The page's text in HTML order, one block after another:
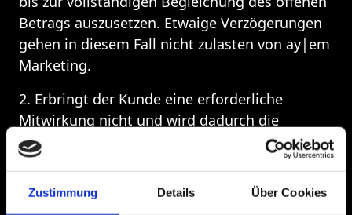
Zustimmung Details Über Cookies
Betrags auszusetzen. Etwaige Verzögerungen
gehen in diesem Fall nicht zulasten von ay|em
Marketing.
2. Erbringt der Kunde eine erforderliche
Mitwirkung nicht und wird dadurch die
Leistungserbringung durch ay|em Marketing
ganz oder teilweise verhindert, bleibt der
Vergütungsanspruch von ay|em Marketing
unberührt. Eine Aufrechnung oder die